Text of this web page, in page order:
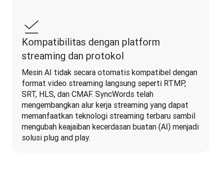
Kompatibilitas dengan platform
streaming dan protokol
Mesin AI tidak secara otomatis kompatibel dengan
format video streaming langsung seperti RTMP,
SRT, HLS, dan CMAF. SyncWords telah
mengembangkan alur kerja streaming yang dapat
memanfaatkan teknologi streaming terbaru sambil
mengubah keajaiban kecerdasan buatan (AI) menjadi
solusi plug and play.